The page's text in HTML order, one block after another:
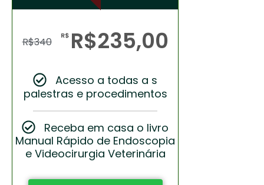
R$340 R$ R$235,00
Acesso a todas a s
palestras e procedimentos
Receba em casa o livro
Manual Rápido de Endoscopia
e Videocirurgia Veterinária